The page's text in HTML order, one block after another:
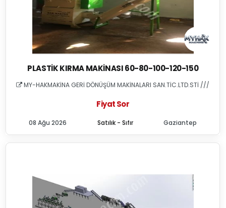
PLASTIK KIRMA MAKINASI 60-80-100-120-150
MY-HAKMAKİNA GERİ DÖNÜŞÜM MAKİNALARI SAN.TİC.LTD.STİ ///
Fiyat Sor
Satılık - Sıfır
08 Ağu 2026 Gaziantep